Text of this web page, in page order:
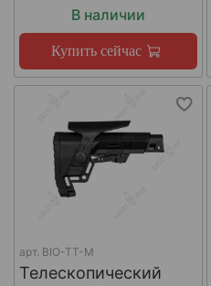
В наличии
Купить сейчас
арт. BIO-TT-M
Телескопический